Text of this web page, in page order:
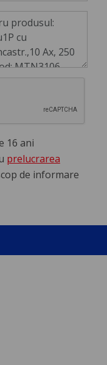
16 ani
prelucrarea
de informare